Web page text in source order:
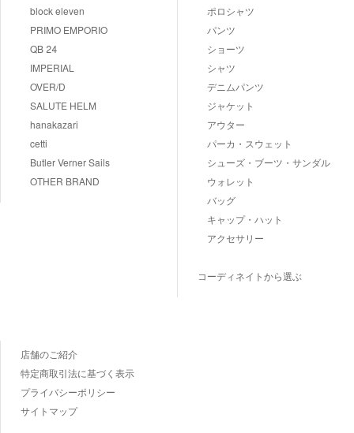
block eleven
PRIMO EMPORIO
QB 24
IMPERIAL
OVER/D
SALUTE HELM
hanakazari
cetti
Butler Verner Sails
OTHER BRAND
ポロシャツ
パンツ
ショーツ
シャツ
デニムパンツ
ジャケット
アウター
パーカ・スウェット
シューズ・ブーツ・サンダル
ウォレット
バッグ
キャップ・ハット
アクセサリー
コーディネイトから選ぶ
店舗のご紹介
特定商取引法に基づく表示
プライバシーポリシー
サイトマップ